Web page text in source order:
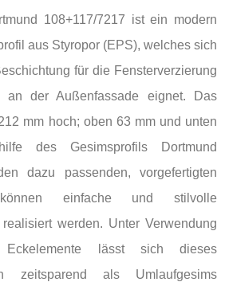
108+117/7217 ist ein modern
aus Styropor (EPS), welches sich
für die Fensterverzierung
an der Außenfassade eignet. Das
mm hoch; oben 63 mm und unten
des Gesimsprofils Dortmund
dazu passenden, vorgefertigten
können einfache und stilvolle
werden. Unter Verwendung
Eckelemente lässt sich dieses
zeitsparend als Umlaufgesims